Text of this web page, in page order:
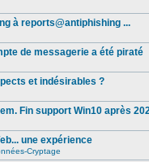
à reports@antiphishing ...
de messagerie a été piraté
et indésirables ?
Fin support Win10 après
une expérience
Cryptage